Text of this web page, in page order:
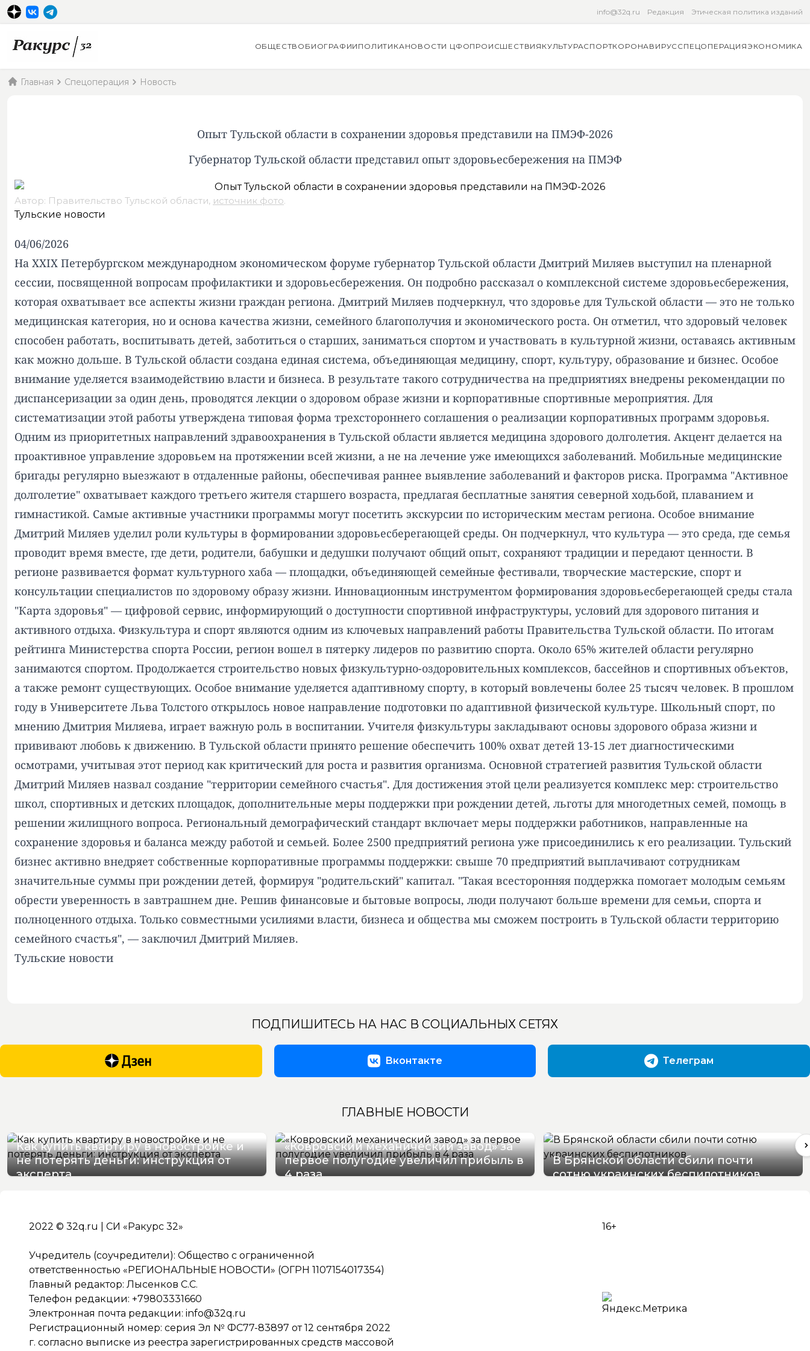
info@32q.ru Редакция Этическая политика изданий
ОБЩЕСТВО БИОГРАФИИ ПОЛИТИКАНОВОСТИ ЦФОПРОИСШЕСТВИЯ КУЛЬТУРАСПОРТКОРОНАВИРУССПЕЦОПЕРАЦИЯЭКОНОМИКА
Главная Спецоперация Новость
Опыт Тульской области в сохранении здоровья представили на ПМЭФ-2026
Губернатор Тульской области представил опыт здоровьесбережения на ПМЭФ
Автор: Правительство Тульской области, источник фото.
Тульские новости
04/06/2026
На XXIX Петербургском международном экономическом форуме губернатор Тульской области Дмитрий Миляев выступил на пленарной
сессии, посвященной вопросам профилактики и здоровьесбережения. Он подробно рассказал о комплексной системе здоровьесбережения,
которая охватывает все аспекты жизни граждан региона. Дмитрий Миляев подчеркнул, что здоровье для Тульской области — это не только
медицинская категория, но и основа качества жизни, семейного благополучия и экономического роста. Он отметил, что здоровый человек
способен работать, воспитывать детей, заботиться о старших, заниматься спортом и участвовать в культурной жизни, оставаясь активным
как можно дольше. В Тульской области создана единая система, объединяющая медицину, спорт, культуру, образование и бизнес. Особое
внимание уделяется взаимодействию власти и бизнеса. В результате такого сотрудничества на предприятиях внедрены рекомендации по
диспансеризации за один день, проводятся лекции о здоровом образе жизни и корпоративные спортивные мероприятия. Для
систематизации этой работы утверждена типовая форма трехстороннего соглашения о реализации корпоративных программ здоровья.
Одним из приоритетных направлений здравоохранения в Тульской области является медицина здорового долголетия. Акцент делается на
проактивное управление здоровьем на протяжении всей жизни, а не на лечение уже имеющихся заболеваний. Мобильные медицинские
бригады регулярно выезжают в отдаленные районы, обеспечивая раннее выявление заболеваний и факторов риска. Программа "Активное
долголетие" охватывает каждого третьего жителя старшего возраста, предлагая бесплатные занятия северной ходьбой, плаванием и
гимнастикой. Самые активные участники программы могут посетить экскурсии по историческим местам региона. Особое внимание
Дмитрий Миляев уделил роли культуры в формировании здоровьесберегающей среды. Он подчеркнул, что культура — это среда, где семья
проводит время вместе, где дети, родители, бабушки и дедушки получают общий опыт, сохраняют традиции и передают ценности. В
регионе развивается формат культурного хаба — площадки, объединяющей семейные фестивали, творческие мастерские, спорт и
консультации специалистов по здоровому образу жизни. Инновационным инструментом формирования здоровьесберегающей среды стала
"Карта здоровья" — цифровой сервис, информирующий о доступности спортивной инфраструктуры, условий для здорового питания и
активного отдыха. Физкультура и спорт являются одним из ключевых направлений работы Правительства Тульской области. По итогам
рейтинга Министерства спорта России, регион вошел в пятерку лидеров по развитию спорта. Около 65% жителей области регулярно
занимаются спортом. Продолжается строительство новых физкультурно-оздоровительных комплексов, бассейнов и спортивных объектов,
а также ремонт существующих. Особое внимание уделяется адаптивному спорту, в который вовлечены более 25 тысяч человек. В прошлом
году в Университете Льва Толстого открылось новое направление подготовки по адаптивной физической культуре. Школьный спорт, по
мнению Дмитрия Миляева, играет важную роль в воспитании. Учителя физкультуры закладывают основы здорового образа жизни и
прививают любовь к движению. В Тульской области принято решение обеспечить 100% охват детей 13-15 лет диагностическими
осмотрами, учитывая этот период как критический для роста и развития организма. Основной стратегией развития Тульской области
Дмитрий Миляев назвал создание "территории семейного счастья". Для достижения этой цели реализуется комплекс мер: строительство
школ, спортивных и детских площадок, дополнительные меры поддержки при рождении детей, льготы для многодетных семей, помощь в
решении жилищного вопроса. Региональный демографический стандарт включает меры поддержки работников, направленные на
сохранение здоровья и баланса между работой и семьей. Более 2500 предприятий региона уже присоединились к его реализации. Тульский
бизнес активно внедряет собственные корпоративные программы поддержки: свыше 70 предприятий выплачивают сотрудникам
значительные суммы при рождении детей, формируя "родительский" капитал. "Такая всесторонняя поддержка помогает молодым семьям
обрести уверенность в завтрашнем дне. Решив финансовые и бытовые вопросы, люди получают больше времени для семьи, спорта и
полноценного отдыха. Только совместными усилиями власти, бизнеса и общества мы сможем построить в Тульской области территорию
семейного счастья", — заключил Дмитрий Миляев.
Тульские новости
ПОДПИШИТЕСЬ НА НАС В СОЦИАЛЬНЫХ СЕТЯХ
Вконтакте Телеграм
ГЛАВНЫЕ НОВОСТИ
Как купить квартиру в новостройке и
не потерять деньги: инструкция от
эксперта
«Ковровский механический завод» за
первое полугодие увеличил прибыль в
4 раза
В Брянской области сбили почти
сотню украинских беспилотников
2022 © 32q.ru | СИ «Ракурс 32»
Учредитель (соучредители): Общество с ограниченной
ответственностью «РЕГИОНАЛЬНЫЕ НОВОСТИ» (ОГРН 1107154017354)
Главный редактор: Лысенков С.С.
Телефон редакции: +79803331660
Электронная почта редакции: info@32q.ru
Регистрационный номер: серия Эл № ФС77-83897 от 12 сентября 2022
г. согласно выписке из реестра зарегистрированных средств массовой
16+